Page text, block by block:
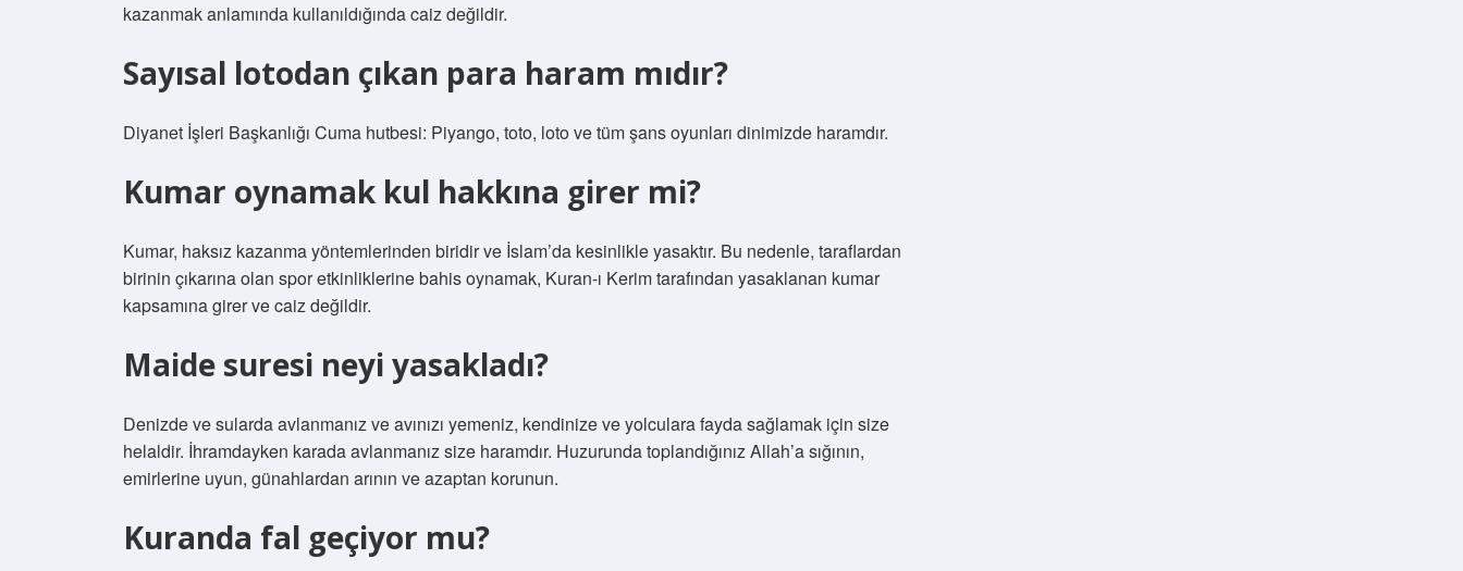
kazanmak anlamında kullanıldığında caiz değildir.
Sayısal lotodan çıkan para haram mıdır?
Diyanet İşleri Başkanlığı Cuma hutbesi: Piyango, toto, loto ve tüm şans oyunları dinimizde haramdır.
Kumar oynamak kul hakkına girer mi?
Kumar, haksız kazanma yöntemlerinden biridir ve İslam’da kesinlikle yasaktır. Bu nedenle, taraflardan
birinin çıkarına olan spor etkinliklerine bahis oynamak, Kuran-ı Kerim tarafından yasaklanan kumar
kapsamına girer ve caiz değildir.
Maide suresi neyi yasakladı?
Denizde ve sularda avlanmanız ve avınızı yemeniz, kendinize ve yolculara fayda sağlamak için size
helaldir. İhramdayken karada avlanmanız size haramdır. Huzurunda toplandığınız Allah’a sığının,
emirlerine uyun, günahlardan arının ve azaptan korunun.
Kuranda fal geçiyor mu?